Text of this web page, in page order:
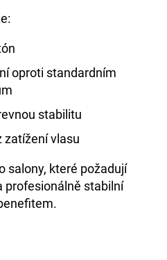
oproti standardním
stabilitu
zatížení vlasu
salony, které požadují
profesionálně stabilní